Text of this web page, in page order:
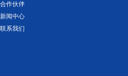
合作伙伴
新闻中心
联系我们